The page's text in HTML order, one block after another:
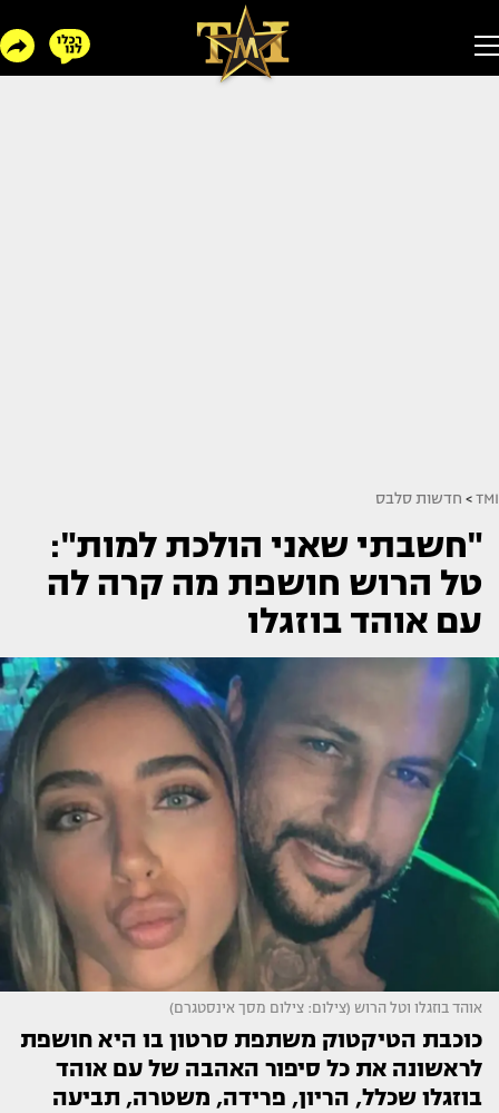
TMI
> חדשות סלבס
"חשבתי שאני הולכת למות":
טל הרוש חושפת מה קרה לה
עם אוהד בוזגלו
אוהד בוזגלו וטל הרוש (צילום: צילום מסך אינסטגרם)
כוכבת הטיקטוק משתפת סרטון בו היא חושפת
לראשונה את כל סיפור האהבה של עם אוהד
בוזגלו שכלל, הריון, פרידה, משטרה, תביעה